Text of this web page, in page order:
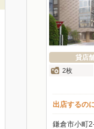
貸店
2枚
出店するの
鎌倉市小町